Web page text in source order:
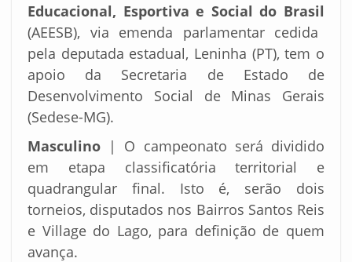
Educacional, Esportiva e Social do Brasil
(AEESB), via emenda parlamentar cedida
pela deputada estadual, Leninha (PT), tem o
apoio da Secretaria de Estado de
Desenvolvimento Social de Minas Gerais
(Sedese-MG).
Masculino | O campeonato será dividido
em etapa classificatória territorial e
quadrangular final. Isto é, serão dois
torneios, disputados nos Bairros Santos Reis
e Village do Lago, para definição de quem
avança.